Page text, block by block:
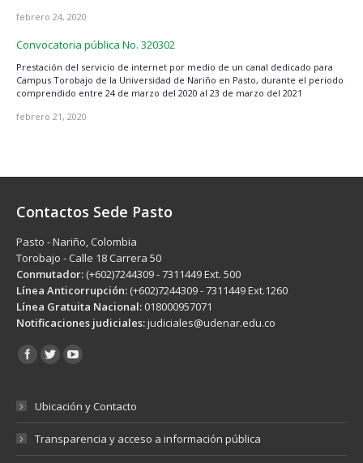
febrero 24, 2020
Convocatoria pública No. 320302
Prestación del servicio de internet por medio de un canal dedicado para
Campus Torobajo de la Universidad de Nariño en Pasto, durante el periodo
comprendido entre 24 de marzo del 2020 al 23 de marzo del 2021
febrero 21, 2020
Contactos Sede Pasto
Pasto - Nariño, Colombia
Torobajo - Calle 18 Carrera 50
Conmutador: (+602)7244309 - 7311449 Ext. 500
Línea Anticorrupción: (+602)7244309 - 7311449 Ext.1260
Línea Gratuita Nacional: 018000957071
Notificaciones judiciales:judiciales@udenar.edu.co
Encuéntranos en:
Ubicación y Contacto
Transparencia y acceso a información pública